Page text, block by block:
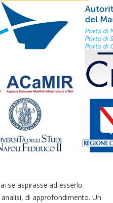
se aspirasse ad esserlo
di approfondimento. Un